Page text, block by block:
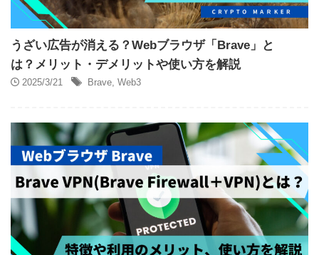
うざい広告が消える？Webブラウザ「Brave」と
は？メリット・デメリットや使い方を解説
2025/3/21 Brave Web3